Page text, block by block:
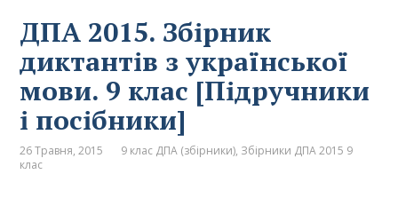
ДПА 2015. Збірник
диктантів з української
мови. 9 клас [Підручники
і посібники]
26 Травня, 2015 9 клас ДПА (збірники), Збірники ДПА 2015 9
клас